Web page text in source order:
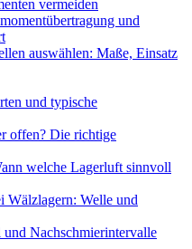
vermeiden
und
auswählen: Maße, Einsatz
und typische
offen? Die richtige
welche Lagerluft sinnvoll
Wälzlagern: Welle und
Nachschmierintervalle